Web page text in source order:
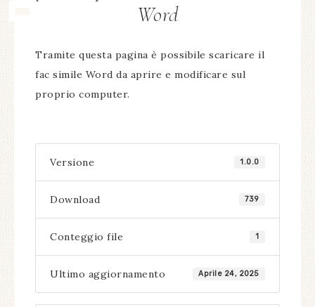
Word
Tramite questa pagina è possibile scaricare il
fac simile Word da aprire e modificare sul
proprio computer.
Versione 1.0.0
Download 739
Conteggio file 1
Ultimo aggiornamento Aprile 24, 2025